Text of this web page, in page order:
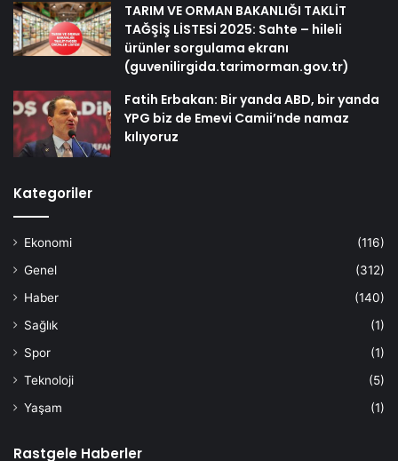
TARIM VE ORMAN BAKANLIĞI TAKLİT
TAĞŞİŞ LİSTESİ 2025: Sahte – hileli
ürünler sorgulama ekranı
(guvenilirgida.tarimorman.gov.tr)
Fatih Erbakan: Bir yanda ABD, bir yanda
YPG biz de Emevi Camii’nde namaz
kılıyoruz
Kategoriler
Ekonomi
(116)
Genel
(312)
Haber
(140)
Sağlık
(1)
Spor
(1)
Teknoloji
(5)
Yaşam
(1)
Rastgele Haberler